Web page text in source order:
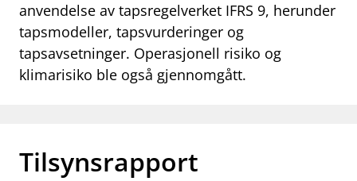
notifications_noneAbonner på nyhetsvarsel
anvendelse av tapsregelverket IFRS 9, herunder
tapsmodeller, tapsvurderinger og
tapsavsetninger. Operasjonell risiko og
klimarisiko ble også gjennomgått.
Tilsynsrapport